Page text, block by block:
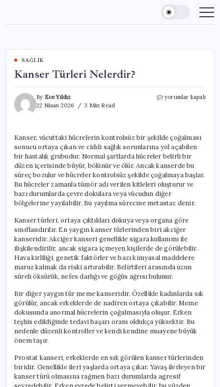
content
SAĞLIK
Kanser Türleri Nelerdir?
By Ece Yıldız
22 Nisan 2026
3 Min Read
Kanser
yorumlar kapalı
Kanser, vücuttaki hücrelerin kontrolsüz bir şekilde çoğalması
sonucu ortaya çıkan ve ciddi sağlık sorunlarına yol açabilen
bir hastalık grubudur. Normal şartlarda hücreler belirli bir
düzen içerisinde büyür, bölünür ve ölür. Ancak kanserde bu
süreç bozulur ve hücreler kontrolsüz şekilde çoğalmaya başlar.
Bu hücreler zamanla tümör adı verilen kitleleri oluşturur ve
bazı durumlarda çevre dokulara veya vücudun diğer
bölgelerine yayılabilir. Bu yayılma sürecine metastaz denir.
Kanser türleri, ortaya çıktıkları dokuya veya organa göre
sınıflandırılır. En yaygın kanser türlerinden biri akciğer
kanseridir. Akciğer kanseri genellikle sigara kullanımı ile
ilişkilendirilir, ancak sigara içmeyen kişilerde de görülebilir.
Hava kirliliği, genetik faktörler ve bazı kimyasal maddelere
maruz kalmak da riski artırabilir. Belirtileri arasında uzun
süreli öksürük, nefes darlığı ve göğüs ağrısı bulunur.
Bir diğer yaygın tür meme kanseridir. Özellikle kadınlarda sık
görülür, ancak erkeklerde de nadiren ortaya çıkabilir. Meme
dokusunda anormal hücrelerin çoğalmasıyla oluşur. Erken
teşhis edildiğinde tedavi başarı oranı oldukça yüksektir. Bu
nedenle düzenli kontroller ve kendi kendine muayene büyük
önem taşır.
Prostat kanseri, erkeklerde en sık görülen kanser türlerinden
biridir. Genellikle ileri yaşlarda ortaya çıkar. Yavaş ilerleyen bir
kanser türü olmasına rağmen bazı durumlarda agresif